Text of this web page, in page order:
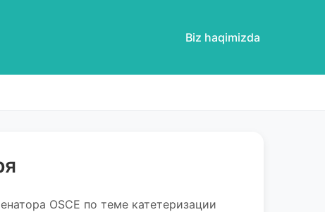
Biz haqimizda
OSCE по теме катетеризации